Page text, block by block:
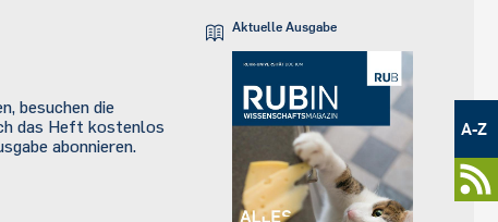
Metamenü
-
Newsportal
A-Z
besuchen die
das Heft kostenlos
abonnieren.
Aktuelle Ausgabe